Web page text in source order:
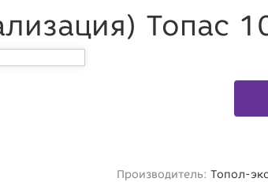
Топас
Производитель: Топол-